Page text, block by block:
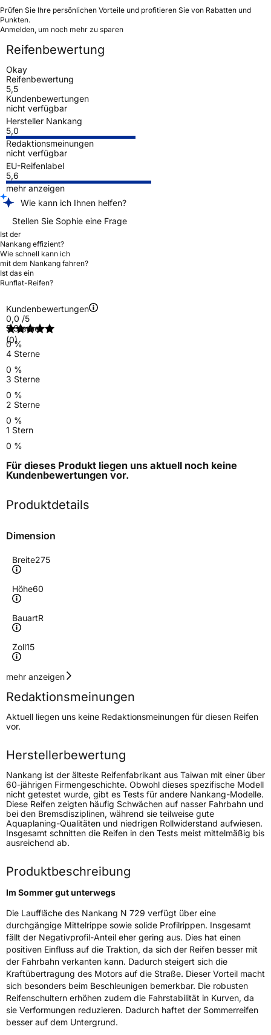
Prüfen Sie Ihre persönlichen Vorteile und profitieren Sie von Rabatten und
Punkten.
Anmelden, um noch mehr zu sparen
Reifenbewertung
Okay
Reifenbewertung
5,5
Kundenbewertungen
nicht verfügbar
Hersteller Nankang
5,0
Redaktionsmeinungen
nicht verfügbar
EU-Reifenlabel
5,6
mehr anzeigen
Wie kann ich Ihnen helfen?
Stellen Sie Sophie eine Frage
Ist der
Nankang effizient?
Wie schnell kann ich
mit dem Nankang fahren?
Ist das ein
Runflat-Reifen?
Kundenbewertungen
0,0 /5
(0)
5 Sterne
0 %
4 Sterne
0 %
3 Sterne
0 %
2 Sterne
0 %
1 Stern
0 %
Für dieses Produkt liegen uns aktuell noch keine
Kundenbewertungen vor.
Produktdetails
Dimension
Breite275
Höhe60
BauartR
Zoll15
Geschwindigkeitsindex
Höchstgeschwindigkeit
210 km/h
Lastindex107
Höchstlast975 kg
Generelle Merkmale
FahrzeugtypPKW
VerwendungSommerreifen
ModellnameN 729
Weitere Eigenschaften
SchlauchtypTL
Zustand Neureifen
EU Label
Effizienz
mehr anzeigen
Redaktionsmeinungen
Aktuell liegen uns keine Redaktionsmeinungen für diesen Reifen
vor.
Herstellerbewertung
Nankang ist der älteste Reifenfabrikant aus Taiwan mit einer über
60-jährigen Firmengeschichte. Obwohl dieses spezifische Modell
nicht getestet wurde, gibt es Tests für andere Nankang-Modelle.
Diese Reifen zeigten häufig Schwächen auf nasser Fahrbahn und
bei den Bremsdisziplinen, während sie teilweise gute
Aquaplaning-Qualitäten und niedrigen Rollwiderstand aufwiesen.
Insgesamt schnitten die Reifen in den Tests meist mittelmäßig bis
ausreichend ab.
Produktbeschreibung
Im Sommer gut unterwegs
Die Lauffläche des Nankang N 729 verfügt über eine
durchgängige Mittelrippe sowie solide Profilrippen. Insgesamt
fällt der Negativprofil-Anteil eher gering aus. Dies hat einen
positiven Einfluss auf die Traktion, da sich der Reifen besser mit
der Fahrbahn verkanten kann. Dadurch steigert sich die
Kraftübertragung des Motors auf die Straße. Dieser Vorteil macht
sich besonders beim Beschleunigen bemerkbar. Die robusten
Reifenschultern erhöhen zudem die Fahrstabilität in Kurven, da
sie Verformungen reduzieren. Dadurch haftet der Sommerreifen
besser auf dem Untergrund.